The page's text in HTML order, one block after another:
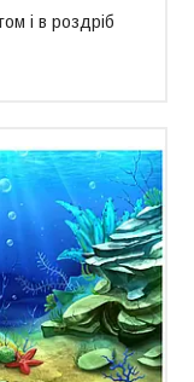
і в роздріб